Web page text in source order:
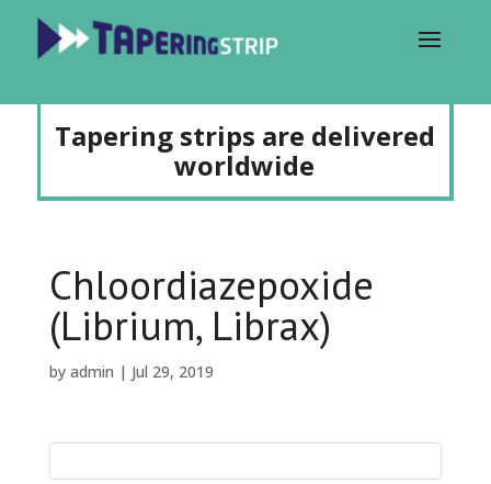
Tapering strips are delivered
worldwide
Chloordiazepoxide
(Librium, Librax)
by admin | Jul 29, 2019